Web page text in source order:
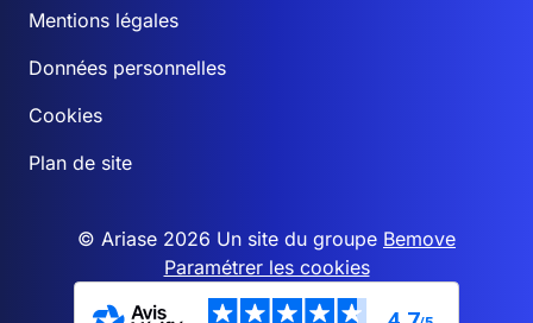
Mentions légales
Données personnelles
Cookies
Plan de site
© Ariase 2026 Un site du groupe Bemove
Paramétrer les cookies